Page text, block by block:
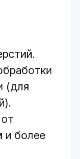
(для
и более